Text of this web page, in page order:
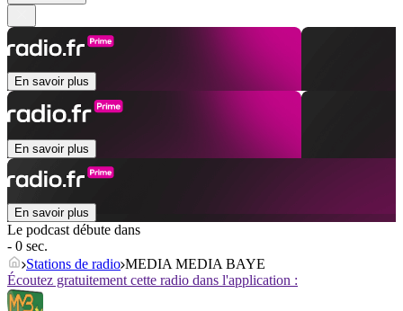
En savoir plus
En savoir plus
En savoir plus
Le podcast débute dans
- 0 sec.
Stations de radio MEDIA MEDIA BAYE
Écoutez gratuitement cette radio dans l'application :